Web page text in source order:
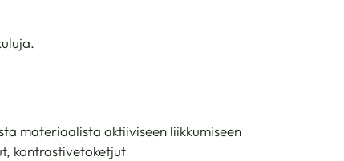
materiaalista aktiiviseen liikkumiseen
kontrastivetoketjut